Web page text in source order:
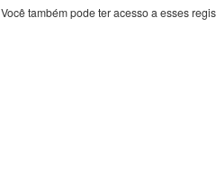
Você também pode ter acesso a esses